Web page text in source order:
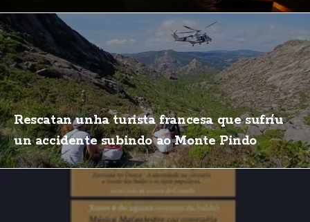
Rescatan unha turista francesa que sufríu
un accidente subindo ao Monte Pindo